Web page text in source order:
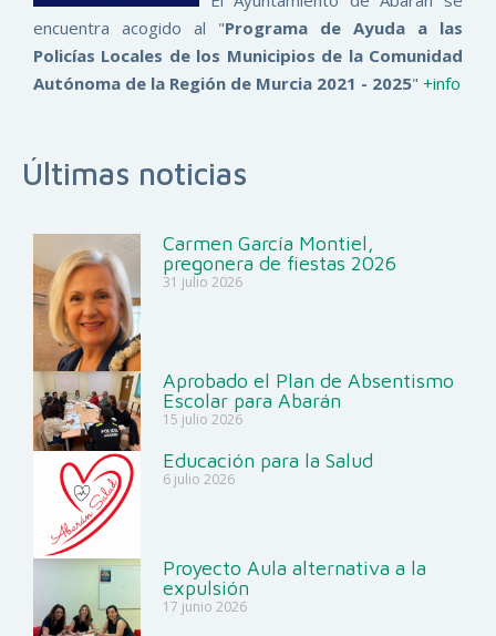
encuentra acogido al "Programa de Ayuda a las
Policías Locales de los Municipios de la Comunidad
Autónoma de la Región de Murcia 2021 - 2025" +info
Últimas noticias
Carmen García Montiel,
pregonera de fiestas 2026
31 julio 2026
Aprobado el Plan de Absentismo
Escolar para Abarán
15 julio 2026
Educación para la Salud
6 julio 2026
Proyecto Aula alternativa a la
expulsión
17 junio 2026